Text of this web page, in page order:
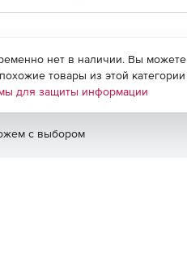
нет в наличии. Вы можете
товары из этой категории
для защиты информации
с выбором